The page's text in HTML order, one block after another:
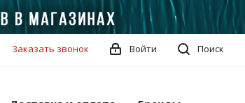
Поиск
Войти
Заказать звонок